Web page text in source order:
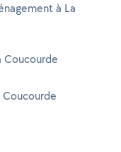
à La
Coucourde